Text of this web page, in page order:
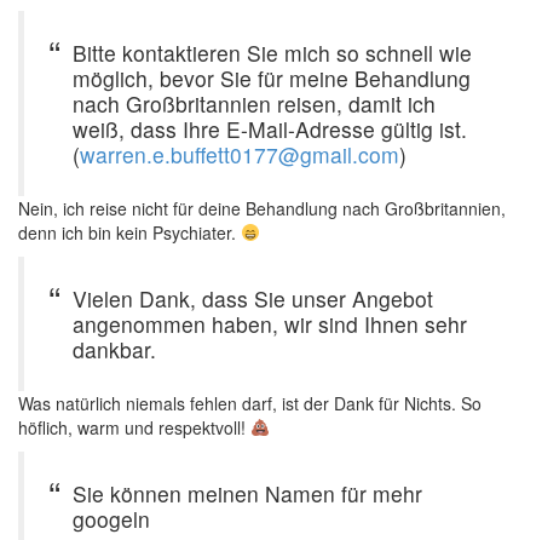
Bitte kontaktieren Sie mich so schnell wie
möglich, bevor Sie für meine Behandlung
nach Großbritannien reisen, damit ich
weiß, dass Ihre E-Mail-Adresse gültig ist.
(warren.e.buffett0177@gmail.com)
Nein, ich reise nicht für deine Behandlung nach Großbritannien,
denn ich bin kein Psychiater.
Vielen Dank, dass Sie unser Angebot
angenommen haben, wir sind Ihnen sehr
dankbar.
Was natürlich niemals fehlen darf, ist der Dank für Nichts. So
höflich, warm und respektvoll!
Sie können meinen Namen für mehr
googeln